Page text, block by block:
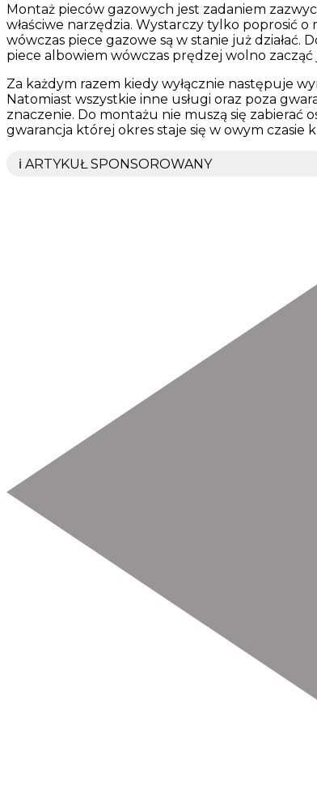
Montaż pieców gazowych jest zadaniem
właściwe narzędzia. Wystarczy tylko poprosić
wówczas piece gazowe są w stanie już
piece albowiem wówczas prędzej wolno zacząć
Za każdym razem kiedy wyłącznie następuje
Natomiast wszystkie inne usługi oraz poza
znaczenie. Do montażu nie muszą się zabierać
gwarancja której okres staje się w owym czasie
ℹ️ ARTYKUŁ SPONSOROWANY